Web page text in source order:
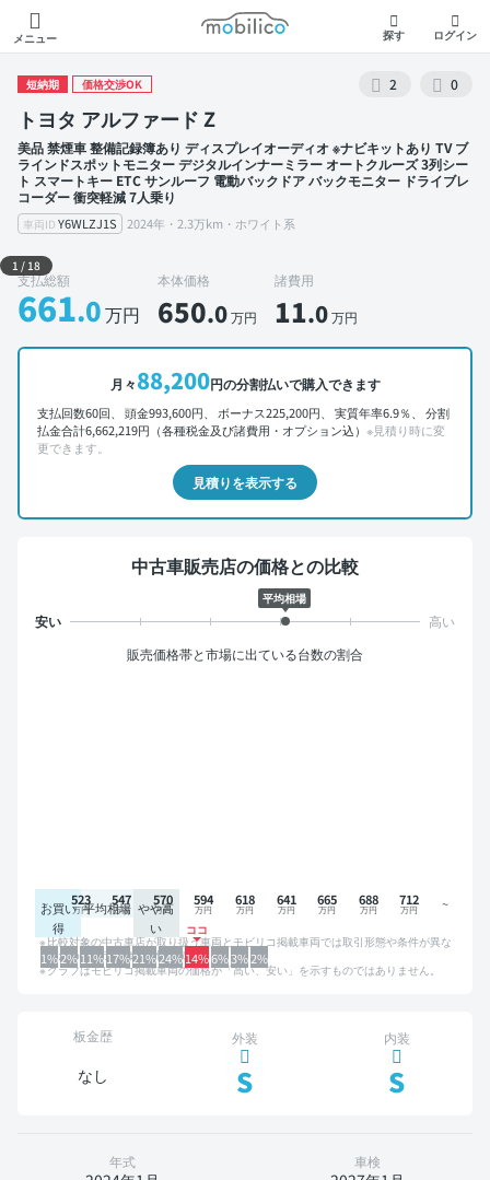
メニュー
モビリコ
探す ログイン
短納期 価格交渉OK 2 0
トヨタ アルファード Z
美品 禁煙車 整備記録簿あり ディスプレイオーディオ ※ナビキットあり TV ブ
ラインドスポットモニター デジタルインナーミラー オートクルーズ 3列シー
ト スマートキー ETC サンルーフ 電動バックドア バックモニター ドライブレ
コーダー 衝突軽減 7人乗り
車両ID Y6WLZJ1S 2024年・2.3万km・ホワイト系
外装 左前
1 /18
支払総額
661.0万円
本体価格
650.0万円
諸費用
11.0万円
月々88,200円の分割払いで購入できます
支払回数60回、 頭金993,600円、 ボーナス225,200円、 実質年率6.9％、 分割
払金合計6,662,219円（各種税金及び諸費用・オプション込） ※見積り時に変
更できます。
見積りを表示する
中古車販売店の価格との比較
平均相場
販売価格帯と市場に出ている台数の割合
お買い
得
平均相場 やや高
い
1%2%11%17%21%24%14%6%3%2%
523 547 570 594 618 641 665 688 712
比較対象の中古車店が取り扱う車両とモビリコ掲載車両では取引形態や条件が異な
るため、グラフは参考情報です。
グラフはモビリコ掲載車両の価格が「高い、安い」を示すものではありません。
板金歴
なし
外装
S
内装
S
年式 車検